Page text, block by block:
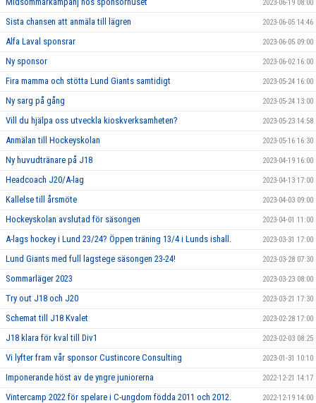
2023-06-19 08:00
Sista chansen att anmäla till lägren 2023-06-05 14:46
Alfa Laval sponsrar 2023-06-05 09:00
Ny sponsor 2023-06-02 16:00
Fira mamma och stötta Lund Giants samtidigt 2023-05-24 16:00
Ny sarg på gång 2023-05-24 13:00
Vill du hjälpa oss utveckla kioskverksamheten? 2023-05-23 14:58
Anmälan till Hockeyskolan 2023-05-16 16:30
Ny huvudtränare på J18 2023-04-19 16:00
Headcoach J20/A-lag 2023-04-13 17:00
Kallelse till årsmöte 2023-04-03 09:00
Hockeyskolan avslutad för säsongen 2023-04-01 11:00
A-lags hockey i Lund 23/24? Öppen träning 13/4 i Lunds ishall. 2023-03-31 17:00
Lund Giants med full lagstege säsongen 23-24! 2023-03-28 07:30
Sommarläger 2023 2023-03-23 08:00
Try out J18 och J20 2023-03-21 17:30
Schemat till J18 Kvalet 2023-02-28 17:00
J18 klara för kval till Div1 2023-02-03 08:25
Vi lyfter fram vår sponsor Custincore Consulting 2023-01-31 10:10
Imponerande höst av de yngre juniorerna 2022-12-21 14:17
Vintercamp 2022 för spelare i C-ungdom födda 2011 och 2012. 2022-12-19 14:00